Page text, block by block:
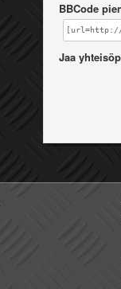
BBCode
[url=http://
Jaa